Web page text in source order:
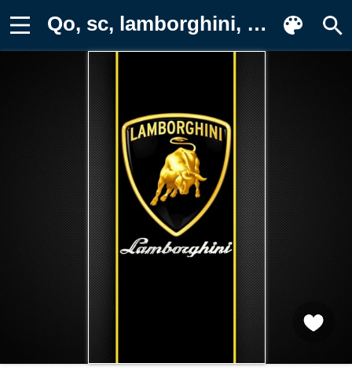
Qo, sc, lamborghini, ламборгини Фон для телефона